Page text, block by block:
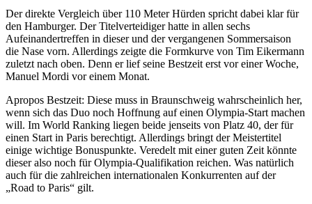
Der direkte Vergleich über 110 Meter Hürden spricht dabei klar für
den Hamburger. Der Titelverteidiger hatte in allen sechs
Aufeinandertreffen in dieser und der vergangenen Sommersaison
die Nase vorn. Allerdings zeigte die Formkurve von Tim Eikermann
zuletzt nach oben. Denn er lief seine Bestzeit erst vor einer Woche,
Manuel Mordi vor einem Monat.
Apropos Bestzeit: Diese muss in Braunschweig wahrscheinlich her,
wenn sich das Duo noch Hoffnung auf einen Olympia-Start machen
will. Im World Ranking liegen beide jenseits von Platz 40, der für
einen Start in Paris berechtigt. Allerdings bringt der Meistertitel
einige wichtige Bonuspunkte. Veredelt mit einer guten Zeit könnte
dieser also noch für Olympia-Qualifikation reichen. Was natürlich
auch für die zahlreichen internationalen Konkurrenten auf der
„Road to Paris“ gilt.